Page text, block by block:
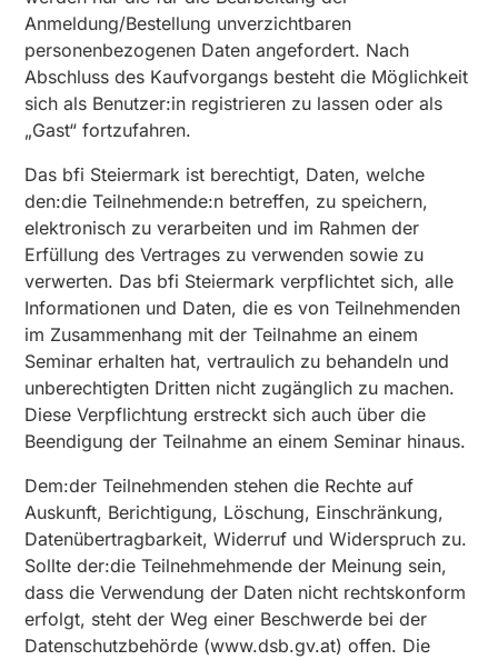
Anmeldung/Bestellung unverzichtbaren
personenbezogenen Daten angefordert. Nach
Abschluss des Kaufvorgangs besteht die Möglichkeit
sich als Benutzer:in registrieren zu lassen oder als
„Gast“ fortzufahren.
Das bfi Steiermark ist berechtigt, Daten, welche
den:die Teilnehmende:n betreffen, zu speichern,
elektronisch zu verarbeiten und im Rahmen der
Erfüllung des Vertrages zu verwenden sowie zu
verwerten. Das bfi Steiermark verpflichtet sich, alle
Informationen und Daten, die es von Teilnehmenden
im Zusammenhang mit der Teilnahme an einem
Seminar erhalten hat, vertraulich zu behandeln und
unberechtigten Dritten nicht zugänglich zu machen.
Diese Verpflichtung erstreckt sich auch über die
Beendigung der Teilnahme an einem Seminar hinaus.
Dem:der Teilnehmenden stehen die Rechte auf
Auskunft, Berichtigung, Löschung, Einschränkung,
Datenübertragbarkeit, Widerruf und Widerspruch zu.
Sollte der:die Teilnehmehmende der Meinung sein,
dass die Verwendung der Daten nicht rechtskonform
erfolgt, steht der Weg einer Beschwerde bei der
Datenschutzbehörde (www.dsb.gv.at) offen. Die